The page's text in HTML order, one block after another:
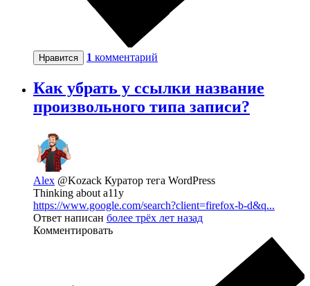
Нравится 1 комментарий
Как убрать у ссылки название
произвольного типа записи?
Alex @Kozack Куратор тега WordPress
Thinking about a11y
https://www.google.com/search?client=firefox-b-d&q...
Ответ написан более трёх лет назад
Комментировать